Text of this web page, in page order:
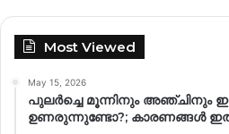
Most Viewed
May 15, 2026
പുലർച്ചെ മൂന്നിനും അഞ്ചിനും
ഉണരുന്നുണ്ടോ?; കാരണങ്ങള്‍